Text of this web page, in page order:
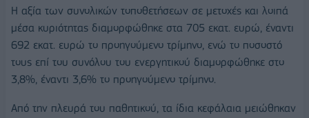
Η αξία των συνολικών τοποθετήσεων σε μετοχές και λοιπά
μέσα κυριότητας διαμορφώθηκε στα 705 εκατ. ευρώ, έναντι
692 εκατ. ευρώ το προηγούμενο τρίμηνο, ενώ το ποσοστό
τους επί του συνόλου του ενεργητικού διαμορφώθηκε στο
3,8%, έναντι 3,6% το προηγούμενο τρίμηνο.
Από την πλευρά του παθητικού, τα ίδια κεφάλαια μειώθηκαν